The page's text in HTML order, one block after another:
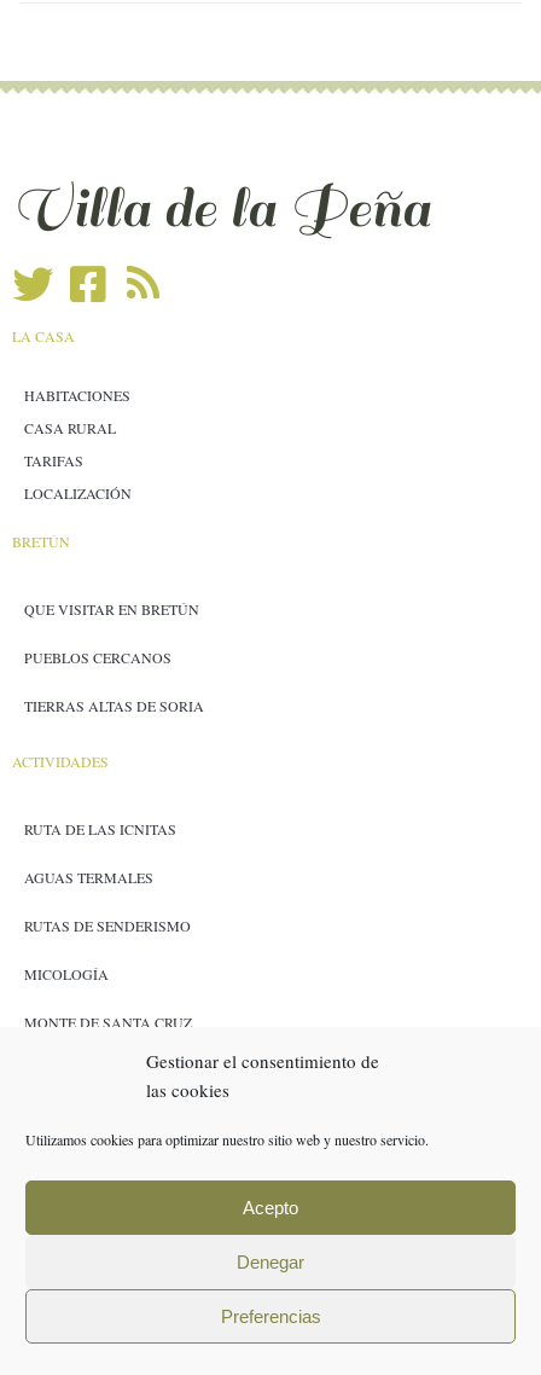
Gestionar el consentimiento de
las cookies
Utilizamos cookies para optimizar nuestro sitio web y nuestro servicio.
Acepto
Denegar
Preferencias
Villa de la Peña
LA CASA
HABITACIONES
CASA RURAL
TARIFAS
LOCALIZACIÓN
BRETÚN
QUE VISITAR EN BRETÚN
PUEBLOS CERCANOS
TIERRAS ALTAS DE SORIA
ACTIVIDADES
RUTA DE LAS ICNITAS
AGUAS TERMALES
RUTAS DE SENDERISMO
MICOLOGÍA
MONTE DE SANTA CRUZ
POLÍTICA DE COOKIES (UE)
AVISO LEGAL
POLÍTICA DE PRIVACIDAD